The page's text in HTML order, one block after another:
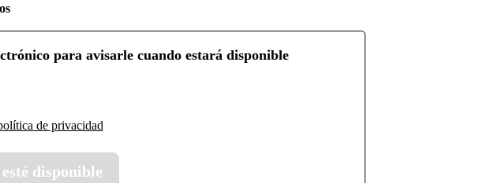
para avisarle cuando estará disponible
de privacidad
disponible